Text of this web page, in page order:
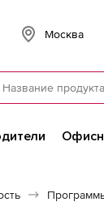
Москва